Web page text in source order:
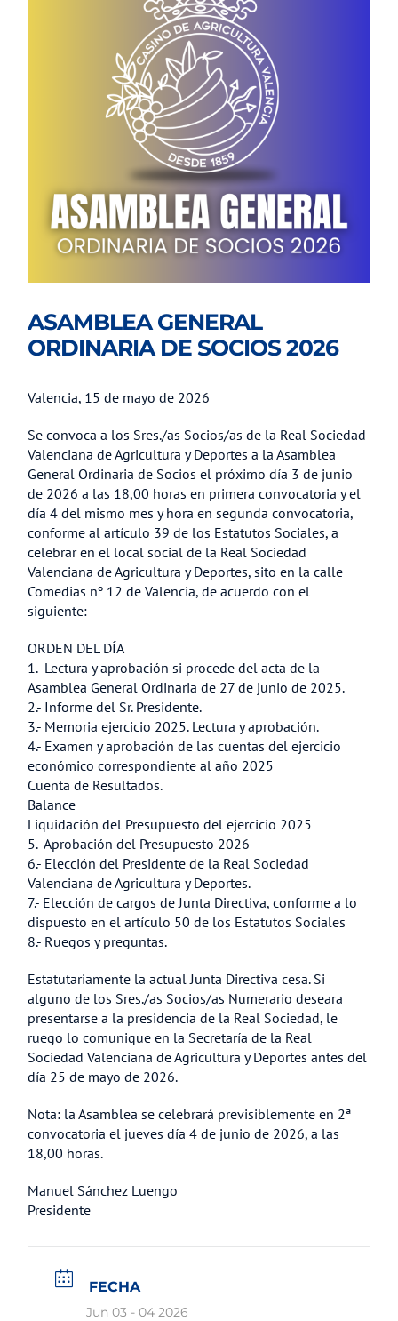
ASAMBLEA GENERAL
ORDINARIA DE SOCIOS 2026
Valencia, 15 de mayo de 2026
Se convoca a los Sres./as Socios/as de la Real Sociedad
Valenciana de Agricultura y Deportes a la Asamblea
General Ordinaria de Socios el próximo día 3 de junio
de 2026 a las 18,00 horas en primera convocatoria y el
día 4 del mismo mes y hora en segunda convocatoria,
conforme al artículo 39 de los Estatutos Sociales, a
celebrar en el local social de la Real Sociedad
Valenciana de Agricultura y Deportes, sito en la calle
Comedias nº 12 de Valencia, de acuerdo con el
siguiente:
ORDEN DEL DÍA
1.- Lectura y aprobación si procede del acta de la
Asamblea General Ordinaria de 27 de junio de 2025.
2.- Informe del Sr. Presidente.
3.- Memoria ejercicio 2025. Lectura y aprobación.
4.- Examen y aprobación de las cuentas del ejercicio
económico correspondiente al año 2025
Cuenta de Resultados.
Balance
Liquidación del Presupuesto del ejercicio 2025
5.- Aprobación del Presupuesto 2026
6.- Elección del Presidente de la Real Sociedad
Valenciana de Agricultura y Deportes.
7.- Elección de cargos de Junta Directiva, conforme a lo
dispuesto en el artículo 50 de los Estatutos Sociales
8.- Ruegos y preguntas.
Estatutariamente la actual Junta Directiva cesa. Si
alguno de los Sres./as Socios/as Numerario deseara
presentarse a la presidencia de la Real Sociedad, le
ruego lo comunique en la Secretaría de la Real
Sociedad Valenciana de Agricultura y Deportes antes del
día 25 de mayo de 2026.
Nota: la Asamblea se celebrará previsiblemente en 2ª
convocatoria el jueves día 4 de junio de 2026, a las
18,00 horas.
Manuel Sánchez Luengo
Presidente
FECHA
Jun 03 - 04 2026